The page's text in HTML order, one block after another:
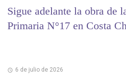
Sigue adelante la obra de
Primaria N°17 en Costa
6 de julio de 2026